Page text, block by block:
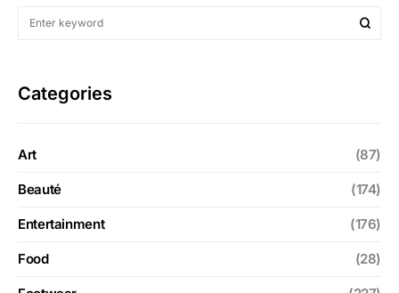
Categories
Art (87)
Beauté (174)
Entertainment (176)
Food (28)